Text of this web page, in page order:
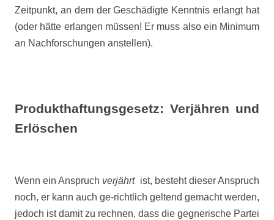
Zeitpunkt, an dem der Geschädigte Kenntnis erlangt hat
(oder hätte erlangen müssen! Er muss also ein Minimum
an Nachforschungen anstellen).
Produkthaftungsgesetz: Verjähren und
Erlöschen
Wenn ein Anspruch verjährt ist, besteht dieser Anspruch
noch, er kann auch ge-richtlich geltend gemacht werden,
jedoch ist damit zu rechnen, dass die gegnerische Partei